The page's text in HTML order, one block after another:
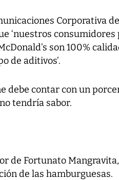
Corporativa
‘nuestros
son 100%
de aditivos’.
debe contar con un
tendría sabor.
de Fortunato Mangravita,
de las hamburguesas.